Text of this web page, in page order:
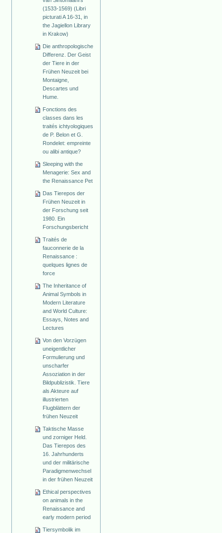
(1533-1569) (Libri
picturati A 16-31, in
the Jagiellon Library
in Krakow)
Die anthropologische
Differenz. Der Geist
der Tiere in der
Frühen Neuzeit bei
Montaigne,
Descartes und
Hume.
Fonctions des
classes dans les
traités ichtyologiques
de P. Belon et G.
Rondelet: empreinte
ou alibi antique?
Sleeping with the
Menagerie: Sex and
the Renaissance Pet
Das Tierepos der
Frühen Neuzeit in
der Forschung seit
1980. Ein
Forschungsbericht
Traités de
fauconnerie de la
Renaissance :
quelques lignes de
force
The Inheritance of
Animal Symbols in
Modern Literature
and World Culture:
Essays, Notes and
Lectures
Von den Vorzügen
uneigentlicher
Formulierung und
unscharfer
Assoziation in der
Bildpublizistik. Tiere
als Akteure auf
illustrierten
Flugblättern der
frühen Neuzeit
Taktische Masse
und zorniger Held.
Das Tierepos des
16. Jahrhunderts
und der militärische
Paradigmenwechsel
in der frühen Neuzeit
Ethical perspectives
on animals in the
Renaissance and
early modern period
Tiersymbolik im